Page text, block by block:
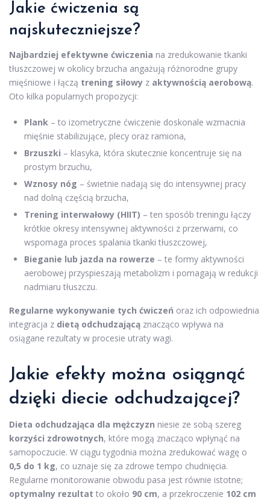
Jakie ćwiczenia są
najskuteczniejsze?
Najbardziej efektywne ćwiczenia na zredukowanie tkanki
tłuszczowej w okolicy brzucha angażują różnorodne grupy
mięśniowe i łączą trening siłowy z aktywnością aerobową.
Oto kilka popularnych propozycji:
Plank – to izometryczne ćwiczenie doskonale wzmacnia
mięśnie stabilizujące, plecy oraz ramiona,
Brzuszki – klasyka, która skutecznie koncentruje się na
prostym brzuchu,
Wznosy nóg – świetnie nadają się do intensywnej pracy
nad dolną częścią brzucha,
Trening interwałowy (HIIT) – ten sposób treningu łączy
krótkie okresy intensywnej aktywności z przerwami, co
wspomaga proces spalania tkanki tłuszczowej,
Bieganie lub jazda na rowerze – te formy aktywności
aerobowej przyspieszają metabolizm i pomagają w redukcji
nadmiaru tłuszczu.
Regularne wykonywanie tych ćwiczeń oraz ich odpowiednia
integracja z dietą odchudzającą znacząco wpływa na
osiągane rezultaty w procesie utraty wagi.
Jakie efekty można osiągnąć
dzięki diecie odchudzającej?
Dieta odchudzająca dla mężczyzn niesie ze sobą szereg
korzyści zdrowotnych, które mogą znacząco wpłynąć na
samopoczucie. W ciągu tygodnia można zredukować wagę o
0,5 do 1 kg, co uznaje się za zdrowe tempo chudnięcia.
Regularne monitorowanie obwodu pasa jest równie istotne;
optymalny rezultat to około 90 cm, a przekroczenie 102 cm